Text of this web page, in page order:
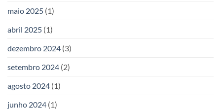
maio 2025 (1)
abril 2025 (1)
dezembro 2024 (3)
setembro 2024 (2)
agosto 2024 (1)
junho 2024 (1)